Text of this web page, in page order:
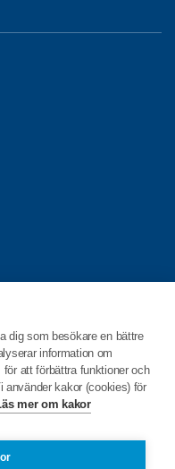
dig som besökare en bättre
information om
att förbättra funktioner och
använder kakor (cookies) för
mer om kakor